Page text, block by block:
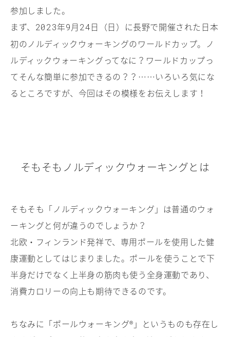
参加しました。
まず、
2023年9月 24日（日）に長野で開催された日本
初のノルディックウォーキングのワールドカップ。ノ
ルディックウォーキングってなに？ワールドカップっ
てそんな簡単に参加できるの？？……いろいろ気にな
るところですが、今回はその模様をお伝えします！
そもそもノルディックウォーキングとは
そもそも「ノルディックウォーキング」は普通のウォ
ーキングと何が違うのでしょうか？
北欧・フィンランド発祥で、専用ポールを使用した健
康運動としてはじまりました。ポールを使うことで下
半身だけでなく上半身の筋肉も使う全身運動であり、
消費カロリーの向上も期待できるのです。
ちなみに「ポールウォーキング®」というものも存在し